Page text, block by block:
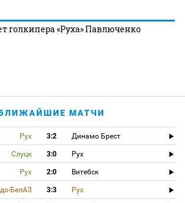
голкипера «Руха» Павлюченко
МАТЧИ
Рух 3:2 Динамо Брест
Слуцк 3:0 Рух
Рух 2:0 Витебск
БелАЗ 3:3 Рух